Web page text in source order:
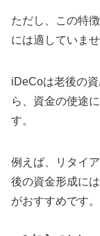
ただし、この特
には適していませ
iDeCoは老後の
ら、資金の使途
す。
例えば、リタイ
後の資金形成に
がおすすめです。